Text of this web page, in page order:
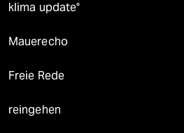
klima update°
Mauerecho
Freie Rede
reingehen